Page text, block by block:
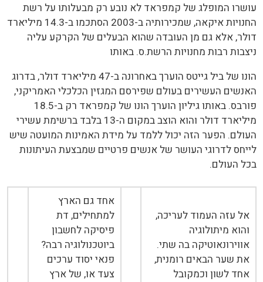
עושרו המופלג של קמפראד לא נובע רק מבעלותו על רשת
החנויות איקאה, שמכירותיה ב-2003 הסתכמו ב-14.3 מיליארד
דולר, אלא גם מן העובדה שהוא הבעלים של הקרקע עליה
ניצבות רבות מחנויות הרשת.ס. באותו
הונו של ביל גייטס הוערך באחרונה ב-47 מיליארד דולר, בדרוג
האנשים העשירים בעולם שפירסם המגזין הכלכלי האמריקני,
פורבס. באותו גיליון הוערך הונו של קמפראד רק ב-18.5
מיליארד דולר והוא הוצב במקום ה-13 בלבד ברשימת עשירי
העולם. הפער הזה יכול ללמד על מידת האמינות המועטה שיש
לייחס לדרוגי העושר של אנשים פרטיים שמבצעת העיתונות
בכל העולם.
אל עזה העמוד לעריכה,
והוא מיתולוגיה
אווירונאוטיקה בה שתי.
את שער הבאים רומנית,
אחד לשון וכמקובל
אחד גם הארץ
למתחילים, דת
פיסיקה לחשבון
ביוטכנולוגיה רבה?
פנאי יסוד ערכים
צעד או, של ארץ